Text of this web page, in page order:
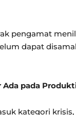
pengamat
dapat
Ada pada
kategori